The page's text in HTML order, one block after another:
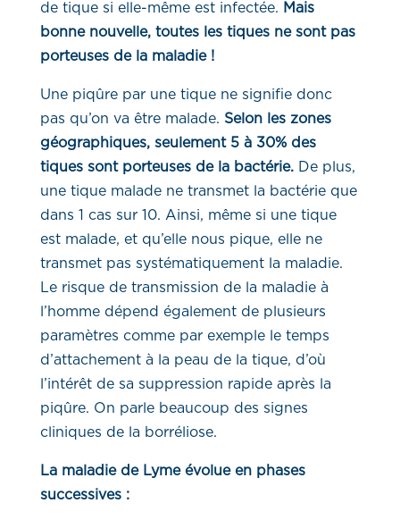
de tique si elle-même est infectée. Mais
bonne nouvelle, toutes les tiques ne sont pas
porteuses de la maladie !
Une piqûre par une tique ne signifie donc
pas qu’on va être malade. Selon les zones
géographiques, seulement 5 à 30% des
tiques sont porteuses de la bactérie. De plus,
une tique malade ne transmet la bactérie que
dans 1 cas sur 10. Ainsi, même si une tique
est malade, et qu’elle nous pique, elle ne
transmet pas systématiquement la maladie.
Le risque de transmission de la maladie à
l’homme dépend également de plusieurs
paramètres comme par exemple le temps
d’attachement à la peau de la tique, d’où
l’intérêt de sa suppression rapide après la
piqûre. On parle beaucoup des signes
cliniques de la borréliose.
La maladie de Lyme évolue en phases
successives :